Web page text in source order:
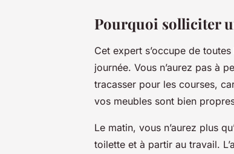
Pourquoi solliciter
Cet expert s’occupe de
journée. Vous n’aurez pas à
tracasser pour les courses,
vos meubles sont bien
Le matin, vous n’aurez plus
toilette et à partir au travail.